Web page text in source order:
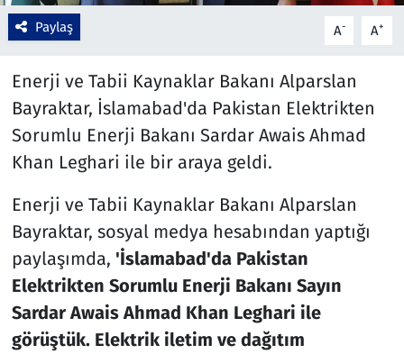
Paylaş A- A+
Enerji ve Tabii Kaynaklar Bakanı Alparslan
Bayraktar, İslamabad'da Pakistan Elektrikten
Sorumlu Enerji Bakanı Sardar Awais Ahmad
Khan Leghari ile bir araya geldi.
Enerji ve Tabii Kaynaklar Bakanı Alparslan
Bayraktar, sosyal medya hesabından yaptığı
paylaşımda, 'İslamabad'da Pakistan
Elektrikten Sorumlu Enerji Bakanı Sayın
Sardar Awais Ahmad Khan Leghari ile
görüştük. Elektrik iletim ve dağıtım